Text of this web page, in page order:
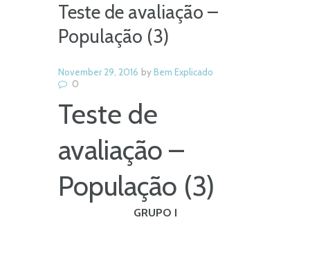
Teste de avaliação –
População (3)
November 29, 2016 byBem Explicado
0
Teste de
avaliação –
População (3)
GRUPO I